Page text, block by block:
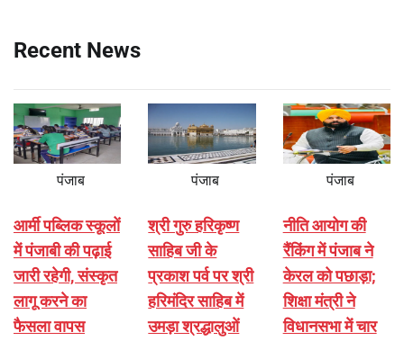
Recent News
पंजाब
आर्मी पब्लिक स्कूलों
में पंजाबी की पढ़ाई
जारी रहेगी, संस्कृत
लागू करने का
फैसला वापस
पंजाब
श्री गुरु हरिकृष्ण
साहिब जी के
प्रकाश पर्व पर श्री
हरिमंदिर साहिब में
उमड़ा श्रद्धालुओं
पंजाब
नीति आयोग की
रैंकिंग में पंजाब ने
केरल को पछाड़ा;
शिक्षा मंत्री ने
विधानसभा में चार